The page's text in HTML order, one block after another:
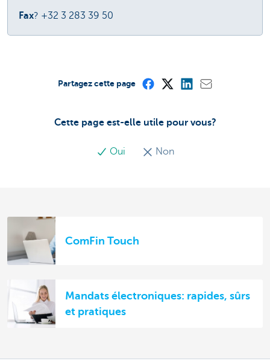
Fax? +32 3 283 39 50
Cette page est-elle utile pour vous?
Oui Non
Partagez cette page
ComFin Touch
Mandats électroniques: rapides, sûrs
et pratiques